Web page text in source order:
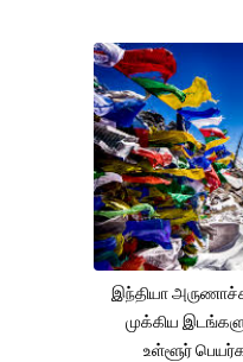
இந்தியா
முக்கிய
உள்ளூர்